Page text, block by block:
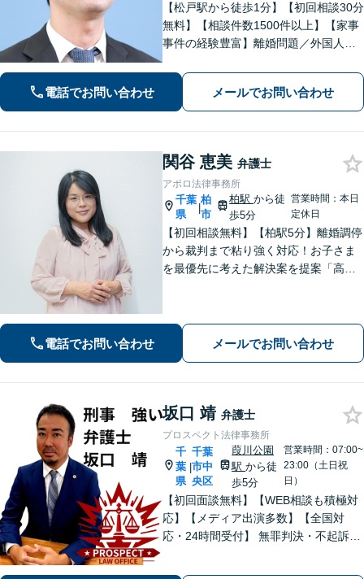
【松戸駅から徒歩1分】【初回相談30分
無料】【相談件数1500件以上】【家事
事件の経験豊富】離婚問題／外国人問
頼者に寄り添うスタイルに定評あり。
「解決後の生活から考える」がモット
ー。
電話でお問い合わせ メールでお問い合わせ
関谷 恵美 弁護士
アポロ法律事務所
千葉
県
|
柏
市
柏駅から徒
歩5分
営業時間：本日
定休日
【初回相談無料】【柏駅5分】離婚調停
から裁判まで粘り強く対応！お子さま
を最優先に考えた解決案を提案「高齢
産相続に強い」【完全個室制】【休
日・夜間面談可】【分割・後払い対
応】
電話でお問い合わせ メールでお問い合わせ
坂口 靖 弁護士
プロスペクト法律事務所
千
葉
県
|
千葉
市中
央区
葭川公園
駅から徒
歩5分
営業時間：07:00~
23:00（土日祝
日）
【初回面談無料】【WEB相談も積極対
応】【メディア出演多数】【全国対
応・24時間受付】 無罪判決・不起訴多